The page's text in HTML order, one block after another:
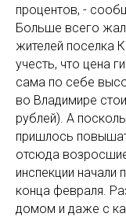
процентов, -
Больше всего
жителей поселка
учесть, что цена
сама по себе
во Владимире
рублей). А
пришлось
отсюда
инспекции начали
конца февраля.
домом и даже с